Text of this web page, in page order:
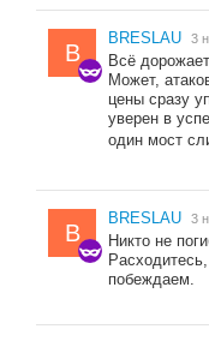
B
BRESLAU 3
Всё
Может,
цены сразу
уверен в
один мост
B
BRESLAU 3
Никто не
побеждаем.